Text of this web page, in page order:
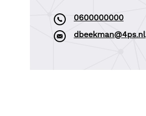
0600000000
dbeekman@4ps.nl